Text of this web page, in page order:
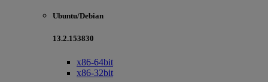
Ubuntu/Debian
13.2.153830
x86-64bit
x86-32bit